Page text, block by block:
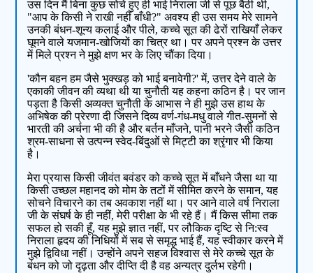
उस दिन मैं बिना कुछ सोचे हुए ही भाई निराला जी से पूछ बैठी थी,
"आप के किसी ने राखी नहीं बाँधी?" अवश्य ही उस समय मेरे सामने
उनकी बंधन-शून्य कलाई और पीले, कच्चे सूत की ढेरों राखियाँ लेकर
घूमने वाले यजमान-खोजियों का चित्र था। पर अपने प्रश्न के उत्तर
में मिले प्रश्न ने मुझे क्षण भर के लिए चौंका दिया।
'कौन बहन हम जैसे भुक्खड़ को भाई बनावेगी?' में, उत्तर देने वाले के
एकाकी जीवन की व्यथा थी या चुनौती यह कहना कठिन है। पर जान
पड़ता है किसी अव्यक्त चुनौती के आभास ने ही मुझे उस हाथ के
अभिषेक की प्रेरणा दी जिसने दिव्य वर्ण-गंध-मधु वाले गीत-सुमनों से
भारती की अर्चना भी की है और बर्तन माँजने, पानी भरने जैसी कठिन
श्रम-साधना से उत्पन्न स्वेद-बिंदुओं से मिट्टी का श्रृंगार भी किया
है।
मेरा प्रयास किसी जीवंत बवंडर को कच्चे सूत में बाँधने जैसा था या
किसी उच्छल महानद को मोम के तटों में सीमित करने के समान, यह
सोचने विचारने का तब अवकाश नहीं था। पर आने वाले वर्ष निराला
जी के संघर्ष के ही नहीं, मेरी परीक्षा के भी रहे हैं। मैं किस सीमा तक
सफल हो सकी हूँ, यह मुझे ज्ञात नहीं, पर लौकिक दृष्टि से नि:स्व
निराला हृदय की निधियों में सब से समृद्ध भाई हैं, यह स्वीकार करने में
मुझे द्विविधा नहीं। उन्होंने अपने सहज विश्वास से मेरे कच्चे सूत के
बंधन को जो दृढ़ता और दीप्ति दी है वह अन्यत्र दुर्लभ रहेगी।